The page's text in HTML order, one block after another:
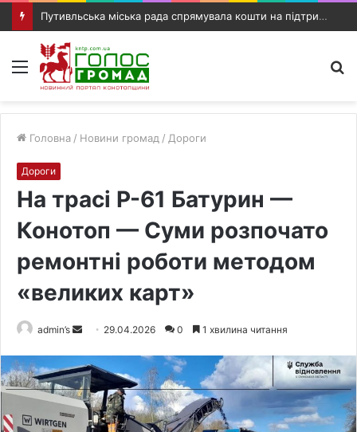
Путивльська міська рада спрямувала кошти на підтримку жителів, медицину та розвиток громади
Меню
Головна / Новини громад / Дороги
Дороги
На трасі Р-61 Батурин —
Конотоп — Суми розпочато
ремонтні роботи методом
«великих карт»
admin’s
n
d
a
n
29.04.2026 0 1 хвилина читання